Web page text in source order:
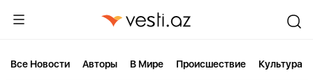
Все Новости Aвторы В Мире Происшествие Культура